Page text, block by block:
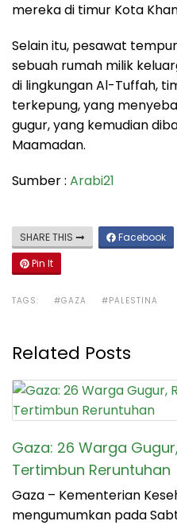
mereka di timur Kota Khan
Selain itu, pesawat
sebuah rumah milik
di lingkungan Al-Tuffah,
terkepung, yang
gugur, yang kemudian
Maamadan.
Sumber : Arabi21
SHARE THIS Facebook
Pin It
TAGS: #GAZA #PALESTINA
Related Posts
Gaza: 26 Warga
Tertimbun Reruntuhan
Gaza – Kementerian
mengumumkan pada